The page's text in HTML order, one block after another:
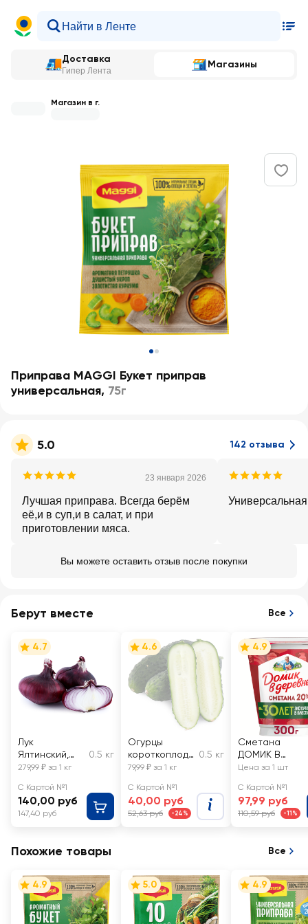
Доставка
Гипер Лента
Магазины
Магазин в г.
Приправа MAGGI Букет приправ
универсальная, 75г
5.0 142 отзыва
23 января 2026
Лучшая приправа. Всегда берём
её,и в суп,и в салат, и при
приготовлении мяса.
Вы можете оставить отзыв после покупки
Берут вместе Все
4.7
Лук
Ялтинский,
весовой
0.5 кг
279,99 ₽ за 1 кг
С Картой №1
140,00 руб
147,40 руб
4.6
Огурцы
короткоплодн
ые грунтовые,
0.5 кг
79,99 ₽ за 1 кг
С Картой №1
40,00 руб
52,63 руб -24%
4.9
Сметана
ДОМИК В
ДЕРЕВНЕ 20%,
Цена за 1 шт
С Картой №1
97,99 руб
110,59 руб -11%
Похожие товары Все
4.9 5.0 4.9